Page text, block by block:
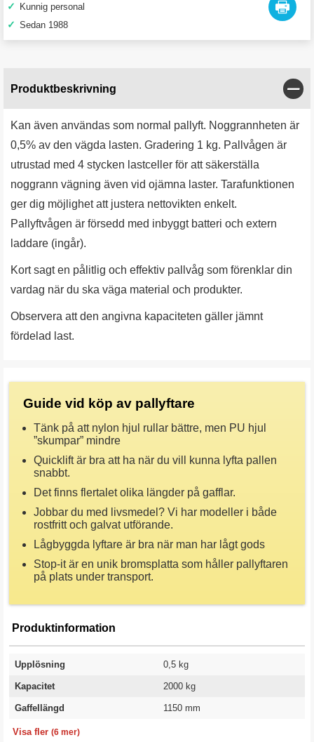
✓ Kunnig personal
✓ Sedan 1988
Produktbeskrivning
Kan även användas som normal pallyft. Noggrannheten är
0,5% av den vägda lasten. Gradering 1 kg. Pallvågen är
utrustad med 4 stycken lastceller för att säkerställa
noggrann vägning även vid ojämna laster. Tarafunktionen
ger dig möjlighet att justera nettovikten enkelt.
Pallyftvågen är försedd med inbyggt batteri och extern
laddare (ingår).
Kort sagt en pålitlig och effektiv pallvåg som förenklar din
vardag när du ska väga material och produkter.
Observera att den angivna kapaciteten gäller jämnt
fördelad last.
Guide vid köp av pallyftare
Tänk på att nylon hjul rullar bättre, men PU hjul
”skumpar” mindre
Quicklift är bra att ha när du vill kunna lyfta pallen
snabbt.
Det finns flertalet olika längder på gafflar.
Jobbar du med livsmedel? Vi har modeller i både
rostfritt och galvat utförande.
Lågbyggda lyftare är bra när man har lågt gods
Stop-it är en unik bromsplatta som håller pallyftaren
på plats under transport.
Produktinformation
Upplösning 0,5 kg
Kapacitet 2000 kg
Gaffellängd
1150 mm
Visa fler (6 mer)